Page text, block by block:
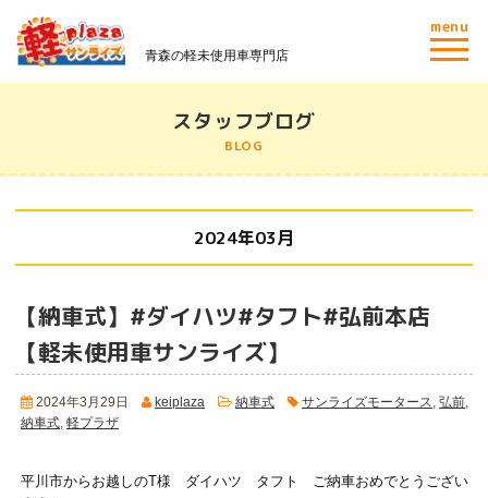
青森の軽未使用車専門店
menu
スタッフブログ
BLOG
2024年03月
【納車式】#ダイハツ#タフト#弘前本店
【軽未使用車サンライズ】
2024年3月29日 keiplaza 納車式 サンライズモータース 弘前
納車式 軽プラザ
平川市からお越しのT様 ダイハツ タフト ご納車おめでとうござい